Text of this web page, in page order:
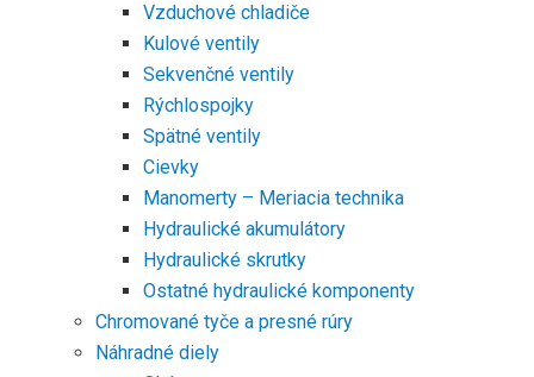
Vzduchové chladiče
Kulové ventily
Sekvenčné ventily
Rýchlospojky
Spätné ventily
Cievky
Manomerty – Meriacia technika
Hydraulické akumulátory
Hydraulické skrutky
Ostatné hydraulické komponenty
Chromované tyče a presné rúry
Náhradné diely